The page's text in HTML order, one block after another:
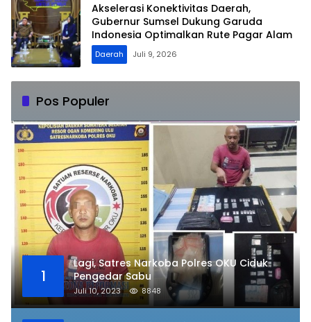
​Akselerasi Konektivitas Daerah,
Gubernur Sumsel Dukung Garuda
Indonesia Optimalkan Rute Pagar Alam
Daerah Juli 9, 2026
Pos Populer
1
Lagi, Satres Narkoba Polres OKU Ciduk
Pengedar Sabu
Juli 10, 2023 8848